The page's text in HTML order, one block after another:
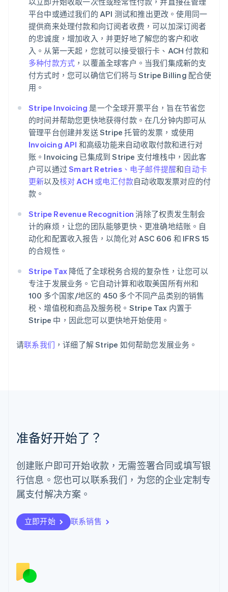
平台中或通过我们的 API 测试和推出更改。使用同一
提供商来处理付款和向订阅者收费，可以加深订阅者
的忠诚度，增加收入，并更好地了解您的客户和收
入。从第一天起，您就可以接受银行卡、ACH 付款和
多种付款方式 ，以覆盖全球客户。当我们集成新的支
付方式时，您可以确信它们将与 Stripe Billing 配合使
用。
Stripe Invoicing 是一个全球开票平台，旨在节省您
的时间并帮助您更快地获得付款。在几分钟内即可从
管理平台创建并发送 Stripe 托管的发票，或使用
Invoicing API 和高级功能来自动收取付款和进行对
账。Invoicing 已集成到 Stripe 支付堆栈中，因此客
户可以通过Smart Retries、电子邮件提醒和自动卡
更新以及核对 ACH 或电汇付款自动收取发票对应的付
款。
Stripe Revenue Recognition 消除了权责发生制会
计的麻烦，让您的团队能够更快、更准确地结账。自
动化和配置收入报告，以简化对 ASC 606 和 IFRS 15
的合规性。
Stripe Tax 降低了全球税务合规的复杂性，让您可以
专注于发展业务。它自动计算和收取美国所有州和
100 多个国家/地区的 450 多个不同产品类别的销售
税、增值税和商品及服务税。Stripe Tax 内置于
Stripe 中，因此您可以更快地开始使用。
请联系我们 ，详细了解 Stripe 如何帮助您发展业务。
准备好开始了？
创建账户即可开始收款，无需签署合同或填写银
行信息。您也可以联系我们，为您的企业定制专
属支付解决方案。
立即开始 联系销售
巴西
PortuguêsEnglish
保加利亚
English
比利时
NederlandsFrançais DeutschEnglish
波兰
English
丹麦
English
德国
Deutsch
法国
FrançaisEnglish
芬兰
EnglishSvenska
荷兰
NederlandsEnglish
加拿大
English
捷克
English
克罗地亚
English Italiano
拉脱维亚
立陶宛
English
列支敦士登
Deutsch English
卢森堡
FrançaisDeutschEnglish
English
挪威
葡萄牙
Português English
日本
日本語English
瑞典
瑞士
DeutschFrançais
English
斯洛文尼亚